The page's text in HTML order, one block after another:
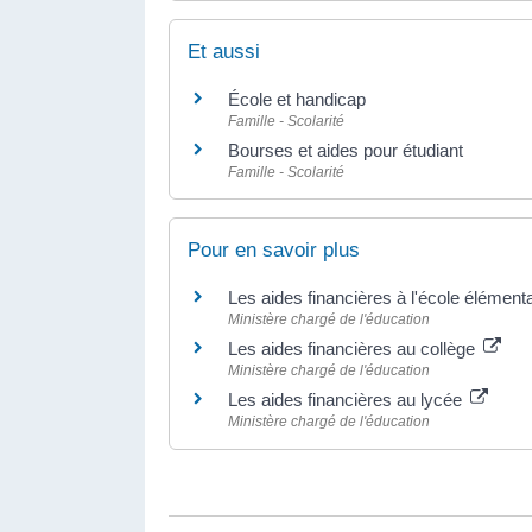
Et aussi
École et handicap
Famille - Scolarité
Bourses et aides pour étudiant
Famille - Scolarité
Pour en savoir plus
Les aides financières à l'école
Ministère chargé de l'éducation
Les aides financières au collège
Ministère chargé de l'éducation
Les aides financières au lycée
Ministère chargé de l'éducation